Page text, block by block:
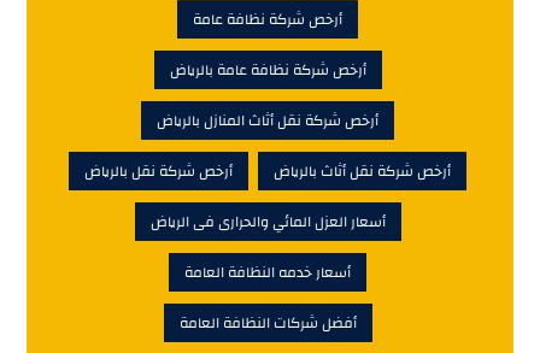
أرخص شركة نظافة عامة
أرخص شركة نظافة عامة بالرياض
أرخص شركة نقل أثاث المنازل بالرياض
أرخص شركة نقل أثاث بالرياض
أرخص شركة نقل بالرياض
أسعار العزل المائي والحرارى فى الرياض
أسعار خدمه النظافة العامة
أفضل شركات النظافة العامة